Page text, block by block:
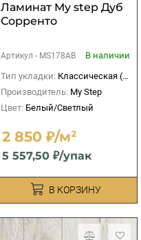
Ламинат My step Дуб
Сорренто
Артикул - MS178AB
В наличии
Тип укладки: Классическая (прямая)
Производитель: My Step
Цвет: Белый/Светлый
2 850 ₽/м²
5 557,50 ₽/упак
В КОРЗИНУ